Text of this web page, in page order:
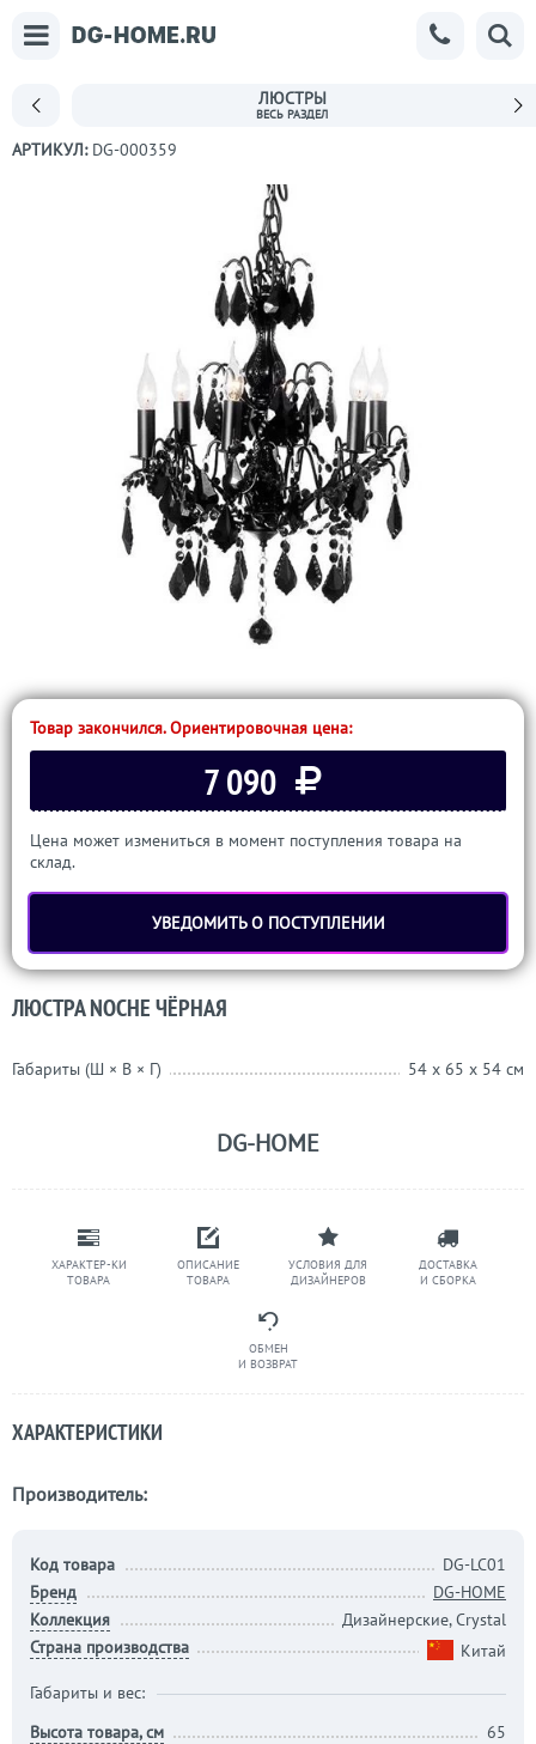
ЛЮСТРЫ
АРТИКУЛ: DG-000359
ХАРАКТЕР-КИ
ТОВАРА
ОПИСАНИЕ
ТОВАРА
УСЛОВИЯ ДЛЯ
ДИЗАЙНЕРОВ
ДОСТАВКА
И СБОРКА
ОБМЕН
И ВОЗВРАТ
Товар закончился. Ориентировочная цена:
7 090
Цена может измениться в момент поступления товара на
склад.
УВЕДОМИТЬ О ПОСТУПЛЕНИИ
ЛЮСТРА NOCHE ЧЁРНАЯ
Габариты (Ш × В × Г) 54 x 65 x 54 см
DG-HOME
ХАРАКТЕРИСТИКИ
Производитель:
Код товара
DG-LC01
Бренд
DG-HOME
Коллекция
Дизайнерские, Crystal
Страна производства
Китай
Габариты и вес:
Высота товара, см
65